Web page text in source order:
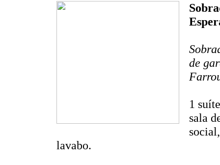
de
1
sala
lavabo.